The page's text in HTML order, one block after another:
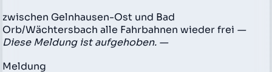
zwischen Gelnhausen-Ost und Bad
Orb/Wächtersbach alle Fahrbahnen wieder frei —
Diese Meldung ist aufgehoben. —
Meldung